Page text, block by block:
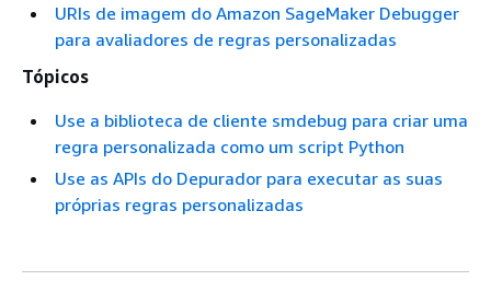
URIs de imagem do Amazon SageMaker Debugger
para avaliadores de regras personalizadas
Tópicos
Use a biblioteca de cliente smdebug para criar uma
regra personalizada como um script Python
Use as APIs do Depurador para executar as suas
próprias regras personalizadas